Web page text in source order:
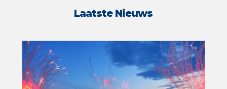
Laatste Nieuws